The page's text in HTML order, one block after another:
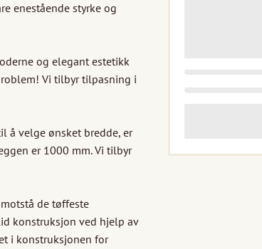
enestående styrke og
og elegant estetikk
Vi tilbyr tilpasning i
å velge ønsket bredde, er
er 1000 mm. Vi tilbyr
de tøffeste
konstruksjon ved hjelp av
i konstruksjonen for